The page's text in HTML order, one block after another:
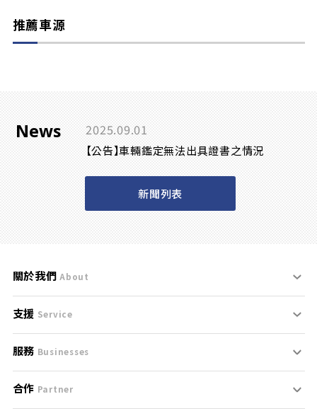
推薦車源
News 2025.09.01
【公告】車輛鑑定無法出具證書之情況
新聞列表
關於我們 About
刊登規範
服務條款
免責聲明
支援 Service
支援中心
聯絡我們
服務 Businesses
什麼是Goo鑑定？
合作 Partner